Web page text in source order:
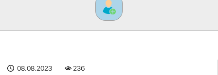
08.08.2023 236